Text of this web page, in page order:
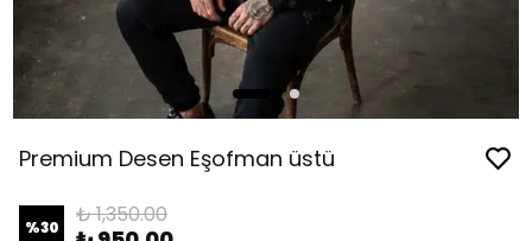
Premium Desen Eşofman üstü
%30 ₺ 1,350.00